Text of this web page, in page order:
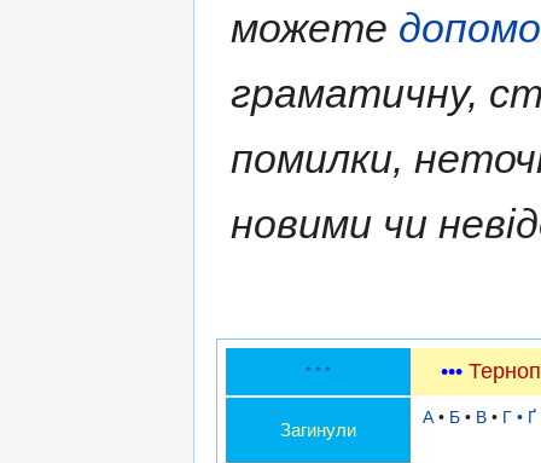
можете
граматичну,
помилки,
новими чи
* * * •••
Загинули
А• Б• В• Г • Ґ